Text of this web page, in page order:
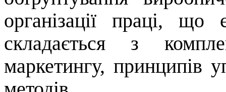
організації праці,
складається з
маркетингу, принципів